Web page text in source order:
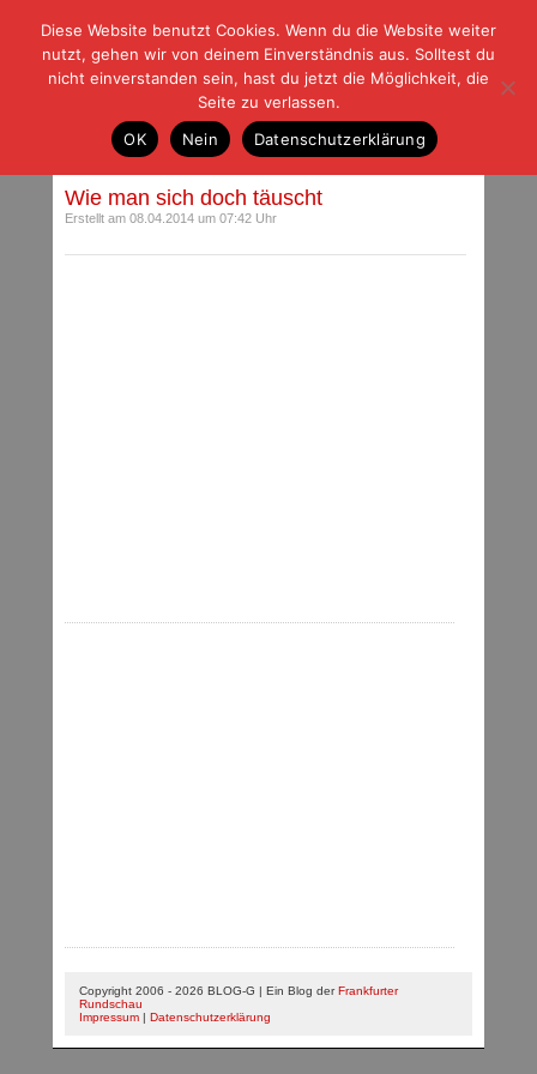
| | |BLOG-GFußball und der Rest
HOME|REGELN|IMPRESSUM |DATENSCHUTZ
Beiträge mit Schlagwort: Madlung
Wie man sich doch täuscht
Erstellt am 08.04.2014 um 07:42 Uhr
Copyright 2006 - 2026 BLOG-G | Ein Blog derFrankfurter
Rundschau
Impressum | Datenschutzerklärung
Diese Website benutzt Cookies. Wenn du die Website weiter
nutzt, gehen wir von deinem Einverständnis aus. Solltest du
nicht einverstanden sein, hast du jetzt die Möglichkeit, die
Seite zu verlassen.
OK
Nein Datenschutzerklärung